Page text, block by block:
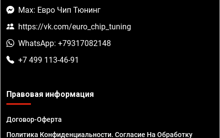
Max: Евро Чип Тюнинг
https://vk.com/euro_chip_tuning
WhatsApp: +79317082148
+7 499 113-46-91
Правовая информация
Договор-Оферта
Политика Конфиденциальности. Согласие На Обработку